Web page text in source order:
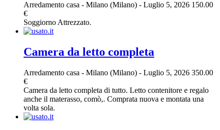
Arredamento casa - Milano (Milano) - Luglio 5, 2026 150.00
€
Soggiorno Attrezzato.
Camera da letto completa
Arredamento casa - Milano (Milano) - Luglio 5, 2026 350.00
€
Camera da letto completa di tutto. Letto contenitore e regalo
anche il materasso, comò,. Comprata nuova e montata una
volta sola.